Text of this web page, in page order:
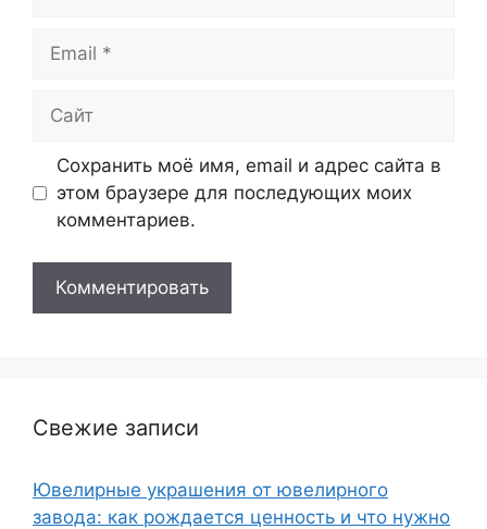
Email
Сайт
Сохранить моё имя, email и адрес сайта в
этом браузере для последующих моих
комментариев.
Свежие записи
Ювелирные украшения от ювелирного
завода: как рождается ценность и что нужно